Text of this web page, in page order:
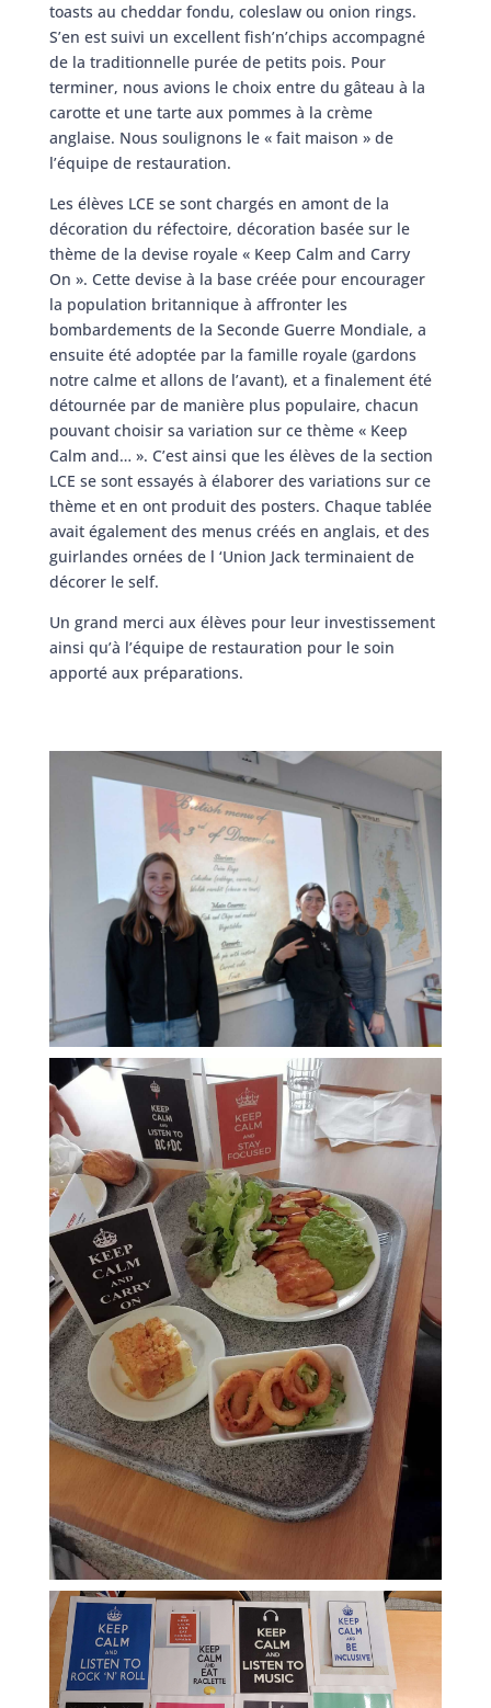
toasts au cheddar fondu, coleslaw ou onion rings.
S’en est suivi un excellent fish’n’chips accompagné
de la traditionnelle purée de petits pois. Pour
terminer, nous avions le choix entre du gâteau à la
carotte et une tarte aux pommes à la crème
anglaise. Nous soulignons le « fait maison » de
l’équipe de restauration.
Les élèves LCE se sont chargés en amont de la
décoration du réfectoire, décoration basée sur le
thème de la devise royale « Keep Calm and Carry
On ». Cette devise à la base créée pour encourager
la population britannique à affronter les
bombardements de la Seconde Guerre Mondiale, a
ensuite été adoptée par la famille royale (gardons
notre calme et allons de l’avant), et a finalement été
détournée par de manière plus populaire, chacun
pouvant choisir sa variation sur ce thème « Keep
Calm and… ». C’est ainsi que les élèves de la section
LCE se sont essayés à élaborer des variations sur ce
thème et en ont produit des posters. Chaque tablée
avait également des menus créés en anglais, et des
guirlandes ornées de l ‘Union Jack terminaient de
décorer le self.
Un grand merci aux élèves pour leur investissement
ainsi qu’à l’équipe de restauration pour le soin
apporté aux préparations.